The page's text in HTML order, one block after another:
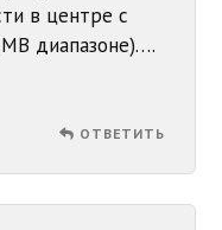
в центре с
диапазоне)….
ОТВЕТИТЬ